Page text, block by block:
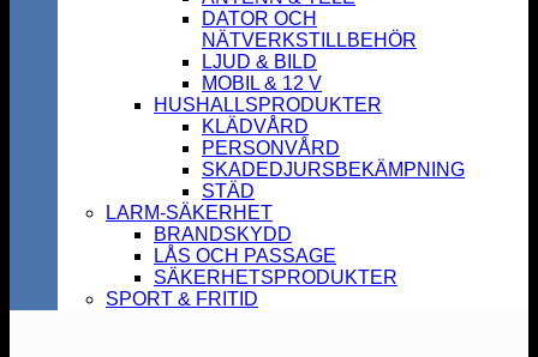
DATOR OCH
NÄTVERKSTILLBEHÖR
LJUD & BILD
MOBIL & 12 V
HUSHALLSPRODUKTER
KLÄDVÅRD
PERSONVÅRD
SKADEDJURSBEKÄMPNING
STÄD
LARM-SÄKERHET
BRANDSKYDD
LÅS OCH PASSAGE
SÄKERHETSPRODUKTER
SPORT & FRITID